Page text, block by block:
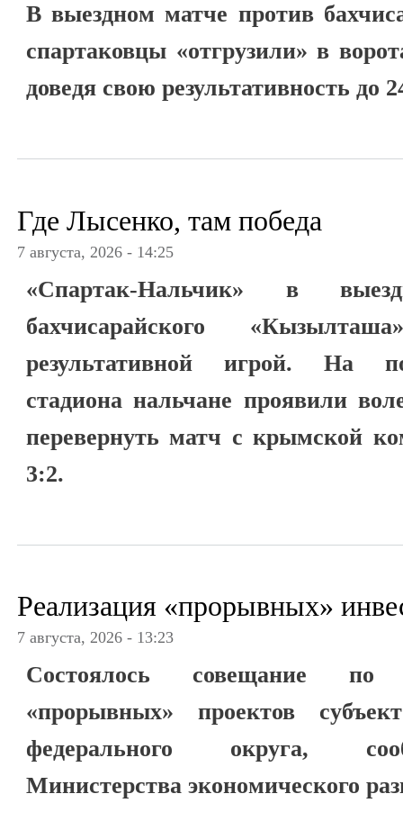
В выездном матче против
спартаковцы «отгрузили» в
доведя свою результативность до
Где Лысенко, там победа
7 августа, 2026 - 14:25
«Спартак-Нальчик» в
бахчисарайского
результативной игрой. На
стадиона нальчане проявили
перевернуть матч с крымской
3:2.
Реализация «прорывных»
7 августа, 2026 - 13:23
Состоялось совещание по
«прорывных» проектов
федерального округа,
Министерства экономического